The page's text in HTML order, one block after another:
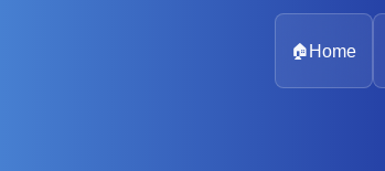
🏠 Home